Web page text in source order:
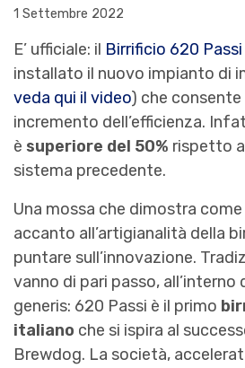
1 Settembre 2022
E’ ufficiale: il Birrificio 620 Passi
installato il nuovo impianto di
veda qui il video) che
incremento dell’efficienza.
è superiore del 50% rispetto
sistema precedente.
Una mossa che dimostra
accanto all’artigianalità della
puntare sull’innovazione.
vanno di pari passo, all’interno
generis: 620 Passi è il primo
italiano che si ispira al
Brewdog. La società,